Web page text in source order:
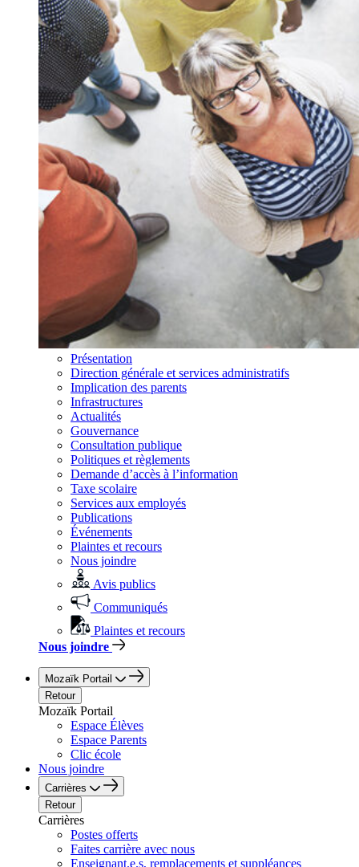
Présentation
Direction générale et services administratifs
Implication des parents
Infrastructures
Actualités
Gouvernance
Consultation publique
Politiques et règlements
Demande d’accès à l’information
Taxe scolaire
Services aux employés
Publications
Événements
Plaintes et recours
Nous joindre
Avis publics
Communiqués
Plaintes et recours
Nous joindre
Mozaïk Portail
Retour
Mozaïk Portail
Espace Élèves
Espace Parents
Clic école
Nous joindre
Carrières
Retour
Carrières
Postes offerts
Faites carrière avec nous
Enseignant.e.s, remplacements et suppléances